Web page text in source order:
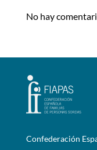
No hay
Confederación